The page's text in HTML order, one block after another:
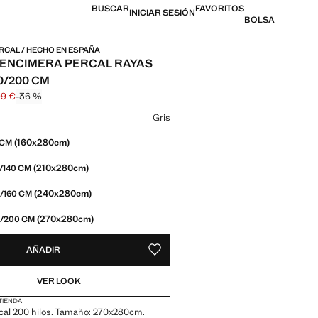
BUSCARINICIAR SESIÓNFAVORITOS
BOLSA
/ HECHO EN ESPAÑA
PERCAL RAYAS
200 CM
[55,99 € ]
[35,99 € ]
€-36 %
color
Gris
(160x280cm)
CM(210x280cm)
160 CM(240x280cm)
200 CM(270x280cm)
AÑADIR GUARDAR COMO FAVORITO
VER LOOK
200 hilos. Tamaño: 270x280cm.